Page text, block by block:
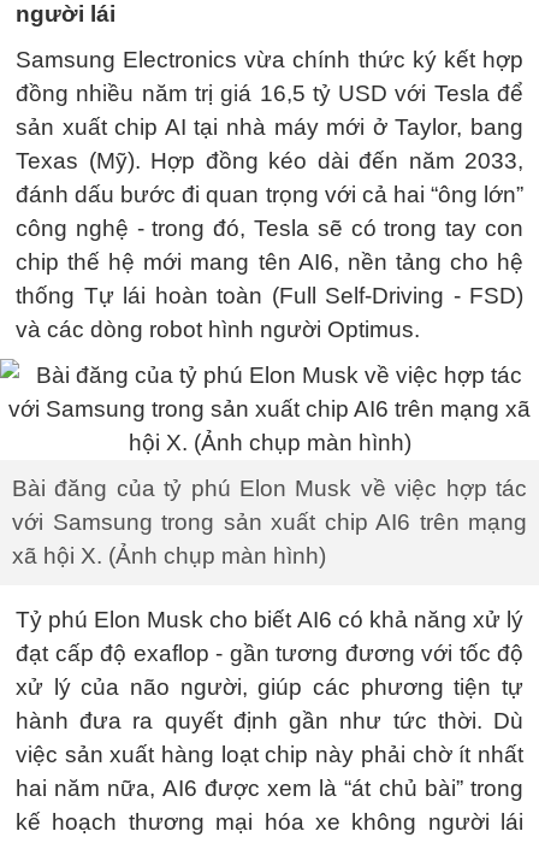
người lái
Samsung Electronics vừa chính thức ký kết hợp
đồng nhiều năm trị giá 16,5 tỷ USD với Tesla để
sản xuất chip AI tại nhà máy mới ở Taylor, bang
Texas (Mỹ). Hợp đồng kéo dài đến năm 2033,
đánh dấu bước đi quan trọng với cả hai “ông lớn”
công nghệ - trong đó, Tesla sẽ có trong tay con
chip thế hệ mới mang tên AI6, nền tảng cho hệ
thống Tự lái hoàn toàn (Full Self-Driving - FSD)
và các dòng robot hình người Optimus.
Bài đăng của tỷ phú Elon Musk về việc hợp tác
với Samsung trong sản xuất chip AI6 trên mạng
xã hội X. (Ảnh chụp màn hình)
Tỷ phú Elon Musk cho biết AI6 có khả năng xử lý
đạt cấp độ exaflop - gần tương đương với tốc độ
xử lý của não người, giúp các phương tiện tự
hành đưa ra quyết định gần như tức thời. Dù
việc sản xuất hàng loạt chip này phải chờ ít nhất
hai năm nữa, AI6 được xem là “át chủ bài” trong
kế hoạch thương mại hóa xe không người lái